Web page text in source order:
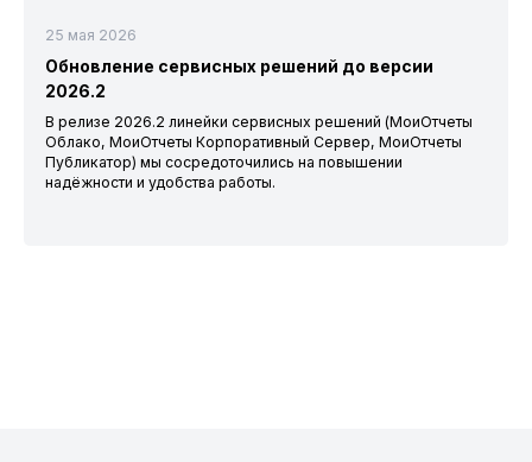
25 мая 2026
Обновление сервисных решений до версии
2026.2
В релизе 2026.2 линейки сервисных решений (МоиОтчеты
Облако, МоиОтчеты Корпоративный Сервер, МоиОтчеты
Публикатор) мы сосредоточились на повышении
надёжности и удобства работы.